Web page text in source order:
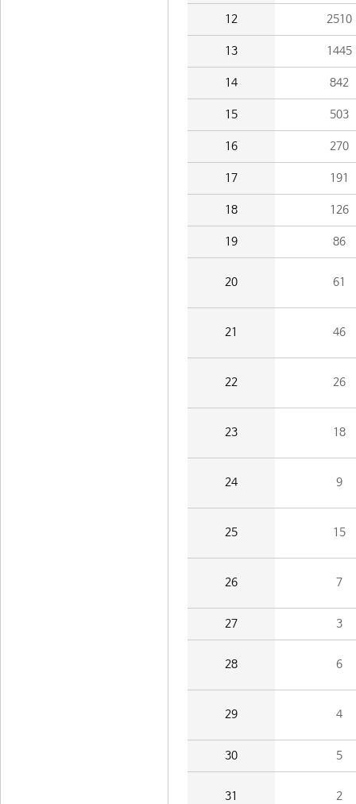
12 2510
13 1445
14 842
15 503
16 270
17 191
18 126
19 86
20 61
21 46
22 26
23 18
24 9
25 15
26 7
27 3
28 6
29 4
30 5
31 2